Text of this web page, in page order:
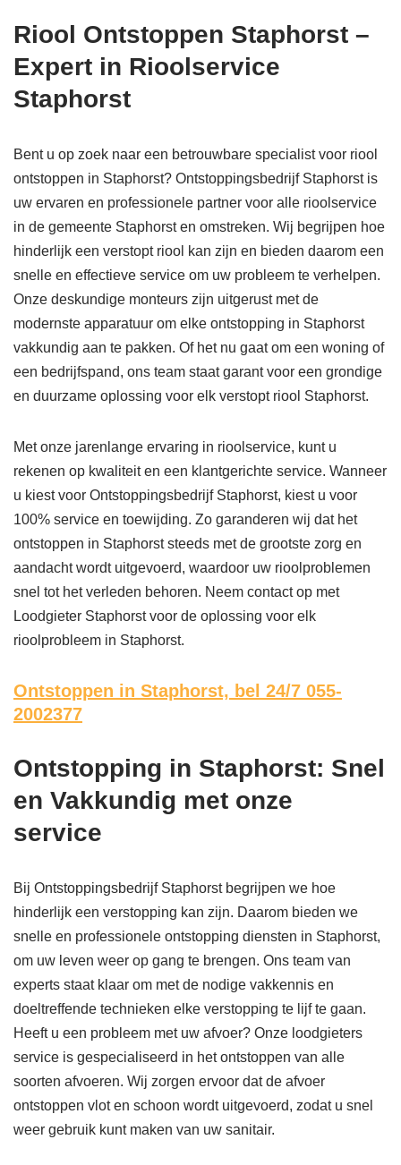
Riool Ontstoppen Staphorst –
Expert in Rioolservice
Staphorst
Bent u op zoek naar een betrouwbare specialist voor riool
ontstoppen in Staphorst? Ontstoppingsbedrijf Staphorst is
uw ervaren en professionele partner voor alle rioolservice
in de gemeente Staphorst en omstreken. Wij begrijpen hoe
hinderlijk een verstopt riool kan zijn en bieden daarom een
snelle en effectieve service om uw probleem te verhelpen.
Onze deskundige monteurs zijn uitgerust met de
modernste apparatuur om elke ontstopping in Staphorst
vakkundig aan te pakken. Of het nu gaat om een woning of
een bedrijfspand, ons team staat garant voor een grondige
en duurzame oplossing voor elk verstopt riool Staphorst.
Met onze jarenlange ervaring in rioolservice, kunt u
rekenen op kwaliteit en een klantgerichte service. Wanneer
u kiest voor Ontstoppingsbedrijf Staphorst, kiest u voor
100% service en toewijding. Zo garanderen wij dat het
ontstoppen in Staphorst steeds met de grootste zorg en
aandacht wordt uitgevoerd, waardoor uw rioolproblemen
snel tot het verleden behoren. Neem contact op met
Loodgieter Staphorst voor de oplossing voor elk
rioolprobleem in Staphorst.
Ontstoppen in Staphorst, bel 24/7 055-
2002377
Ontstopping in Staphorst: Snel
en Vakkundig met onze
service
Bij Ontstoppingsbedrijf Staphorst begrijpen we hoe
hinderlijk een verstopping kan zijn. Daarom bieden we
snelle en professionele ontstopping diensten in Staphorst,
om uw leven weer op gang te brengen. Ons team van
experts staat klaar om met de nodige vakkennis en
doeltreffende technieken elke verstopping te lijf te gaan.
Heeft u een probleem met uw afvoer? Onze loodgieters
service is gespecialiseerd in het ontstoppen van alle
soorten afvoeren. Wij zorgen ervoor dat de afvoer
ontstoppen vlot en schoon wordt uitgevoerd, zodat u snel
weer gebruik kunt maken van uw sanitair.